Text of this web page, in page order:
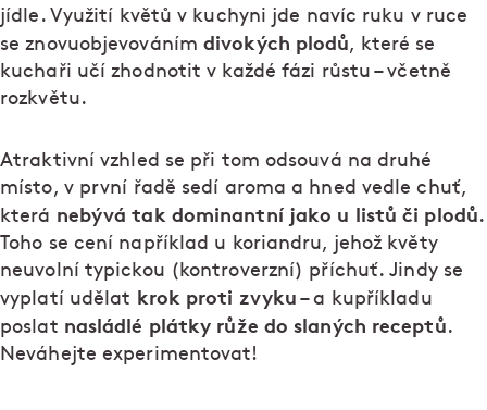
jídle. Využití květů v kuchyni jde navíc ruku v ruce
se znovuobjevovánímdivokých plodů, které se
kuchaři učí zhodnotit v každé fázi růstu – včetně
rozkvětu.
Atraktivní vzhled se při tom odsouvá na druhé
místo, v první řadě sedí aroma a hned vedle chuť,
která nebývá tak dominantní jako u listů či plodů.
Toho se cení například u koriandru, jehož květy
neuvolní typickou (kontroverzní) příchuť. Jindy se
vyplatí udělat krok proti zvyku – a kupříkladu
poslat nasládlé plátky růže do slaných receptů.
Neváhejte experimentovat!